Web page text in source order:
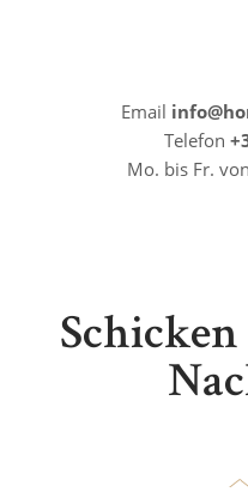
Email
Telefon
Mo. bis Fr.